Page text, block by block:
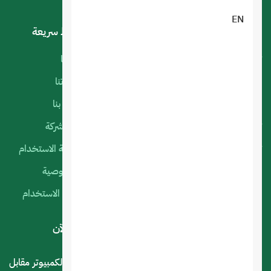
EN
روابط سريعة
أعمالنا
منتجاتنا
اتصل بنا
عن الشركة
سياسة الاستخدام
الخصوصية
شروط الاستخدام
لديك استفسار أو اقتراح؟ .. اتصل بنا الآن
المملكة العربية السعودية - الرياض - حي العليا سوق الكمبيوتر مقابل